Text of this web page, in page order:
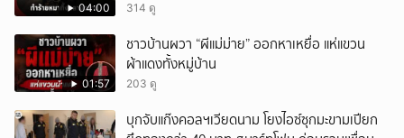
04:00 314 ดู
01:57
ชาวบ้านผวา “ผีแม่ม่าย” ออกหาเหยื่อ แห่แขวน
ผ้าแดงทั้งหมู่บ้าน
203 ดู
บุกจับแก๊งคอลฯเวียดนาม โยงไอซ์ซุกมะขามเปียก